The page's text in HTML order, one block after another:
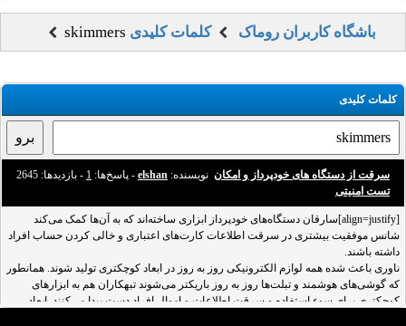
باشگاه کاربران روماک کلمات کلیدی skimmers
کلمات کلیدی
نویسنده: elshan - پاسخ‌ها: 1 - بازدید‌ها: 2645
سرقت از دستگاه های خودپرداز و امکان
تست امنیتی
[align=justify]سارقان دستگاه‌های خود‌پرداز ابزاری ساخته‌اند که به آن‌ها کمک می‌کند
شانس موفقیت بیشتری در سرقت اطلاعات کارت‌های اعتباری و خالی کردن حساب افراد
داشته باشند.
ناوری باعث شده همه لوازم الکترونیکی روز به روز در ابعاد کوچکتری تولید شوند. همانطور
که گوشی‌های هوشمند و تبلت‌ها روز به روز باریکتر می‌شوند تبهکاران هم به ابزار‌های
کوچکتری برای سو‌ء استفاده و سرقت اطلاعات و اموال افراد دست پیدا می‌کنند. ابعاد